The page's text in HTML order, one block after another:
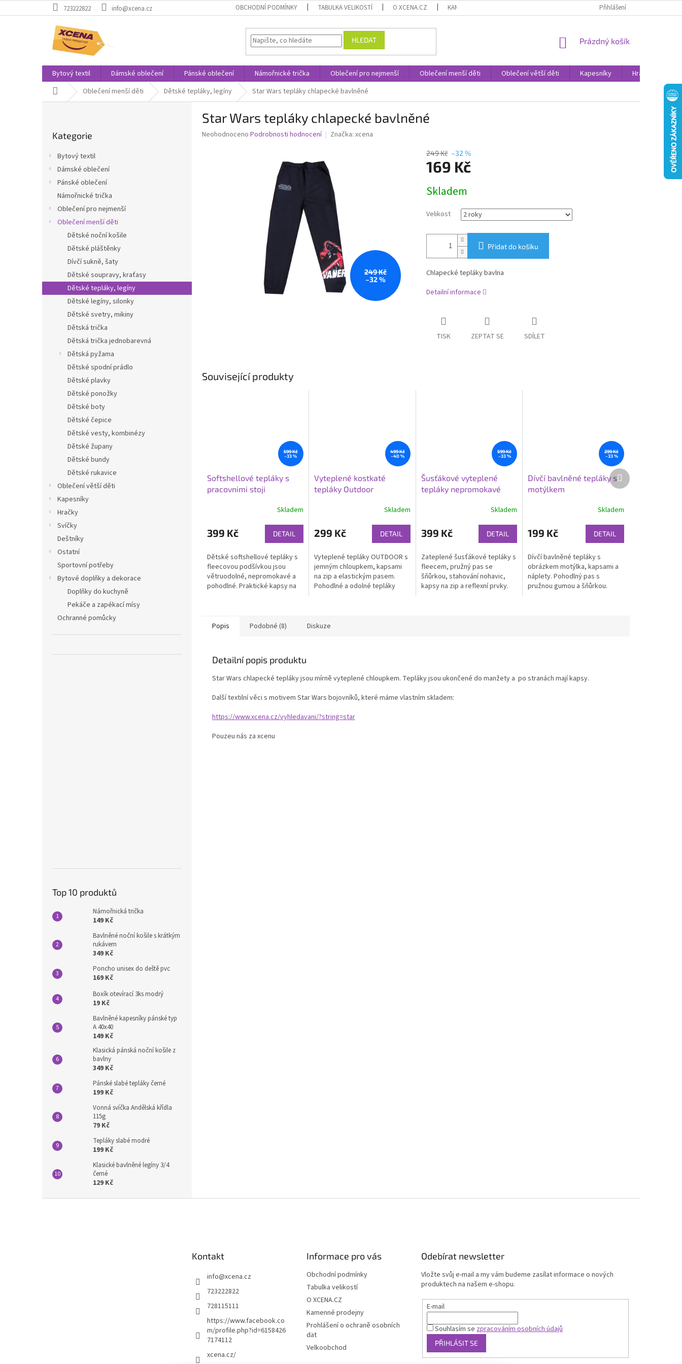
na
723222822 info@xcena.cz OBCHODNÍ PODMÍNKY TABULKA VELIKOSTÍ O XCENA.CZ KAMENNÉ PRODEJNY PROHLÁŠENÍ O OCHRANĚ OSOBNÍCH DAT
Přihlášení
HLEDAT
NÁKUPNÍ
Prázdný košík
Bytový textil Dámské oblečení Pánské oblečení Námořnické trička Oblečení pro nejmenší Oblečení menší děti Oblečení větší děti Kapesníky Hračky
Domů Oblečení menší děti Dětské tepláky, legíny Star Wars tepláky chlapecké bavlněné
kategorie
Kategorie
Bytový textil
Dámské oblečení
Pánské oblečení
Námořnické trička
Oblečení pro nejmenší
Oblečení menší děti
Dětské noční košile
Dětské pláštěnky
Dívčí sukně, šaty
Dětské soupravy, kraťasy
Dětské tepláky, legíny
Dětské legíny, silonky
Dětské svetry, mikiny
Dětská trička
Dětská trička jednobarevná
Dětská pyžama
Dětské spodní prádlo
Dětské plavky
Dětské ponožky
Dětské boty
Dětské čepice
Dětské vesty, kombinézy
Dětské župany
Dětské bundy
Dětské rukavice
Oblečení větší děti
Kapesníky
Hračky
Svíčky
Deštníky
Ostatní
Sportovní potřeby
Bytové doplňky a dekorace
Doplňky do kuchyně
Pekáče a zapékací mísy
Ochranné pomůcky
Top 10 produktů
Námořnická trička
149 Kč
Bavlněné noční košile s krátkým
rukávem
349 Kč
Poncho unisex do deště pvc
169 Kč
Boxík otevírací 3ks modrý
19 Kč
Bavlněné kapesníky pánské typ
A 40x40
149 Kč
Klasická pánská noční košile z
bavlny
349 Kč
Pánské slabé tepláky černé
199 Kč
Vonná svíčka Andělská křídla
115g
79 Kč
Tepláky slabé modré
199 Kč
Klasické bavlněné legíny 3/4
černé
129 Kč
Star Wars tepláky chlapecké bavlněné
Průměrné
Neohodnoceno Podrobnosti hodnocení Značka: xcena
249 Kč
–32 %
249 Kč –32 %
169 Kč
cena:
Skladem
Velikost
Přidat do košíku
Chlapecké tepláky bavlna
Detailní informace
TISK ZEPTAT SE SDÍLET
Související produkty
599 Kč
–33 %
Softshellové tepláky s
pracovnimi stoji
Skladem
399 Kč DETAIL
Dětské softshellové tepláky s
fleecovou podšívkou jsou
větruodolné, nepromokavé a
pohodlné. Praktické kapsy na
499 Kč
–40 %
Vyteplené kostkaté
tepláky Outdoor
Skladem
299 Kč DETAIL
Vyteplené tepláky OUTDOOR s
jemným chloupkem, kapsami
na zip a elastickým pasem.
Pohodlné a odolné tepláky
599 Kč
–33 %
Šusťákové vyteplené
tepláky nepromokavé
Skladem
399 Kč DETAIL
Zateplené šusťákové tepláky s
fleecem, pružný pas se
šňůrkou, stahování nohavic,
kapsy na zip a reflexní prvky.
299 Kč
–33 %
Dívčí bavlněné tepláky s
motýlkem
Skladem
199 Kč DETAIL
Dívčí bavlněné tepláky s
obrázkem motýlka, kapsami a
náplety. Pohodlný pas s
pružnou gumou a šňůrkou.
Další
produkt
Popis Podobné (8) Diskuze
Detailní popis produktu
Star Wars chlapecké tepláky jsou mírně vyteplené chloupkem. Tepláky jsou ukončené do manžety a po stranách mají kapsy.
Další textilní věci s motivem Star Wars bojovníků, které máme vlastním skladem:
https://www.xcena.cz/vyhledavani/?string=star
Pouzeu nás za xcenu
Kontakt
info@xcena.cz
723222822
728115111
https://www.facebook.co
m/profile.php?id=6158426
7174112
xcena.cz/
Informace pro vás
Obchodní podmínky
Tabulka velikostí
O XCENA.CZ
Kamenné prodejny
Prohlášení o ochraně osobních
dat
Velkoobchod
Odebírat newsletter
Vložte svůj e-mail a my vám budeme zasílat informace o nových
produktech na našem e-shopu.
E-mail
Souhlasím se zpracováním osobních údajů
PŘIHLÁSIT SE